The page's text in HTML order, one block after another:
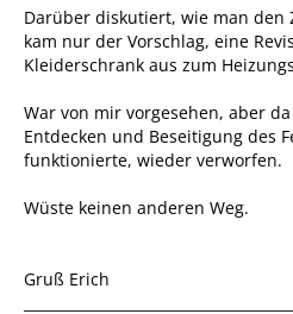
Darüber diskutiert, wie man den
kam nur der Vorschlag, eine
Kleiderschrank aus zum
War von mir vorgesehen, aber
Entdecken und Beseitigung des
funktionierte, wieder verworfen.
Wüste keinen anderen Weg.
Gruß Erich